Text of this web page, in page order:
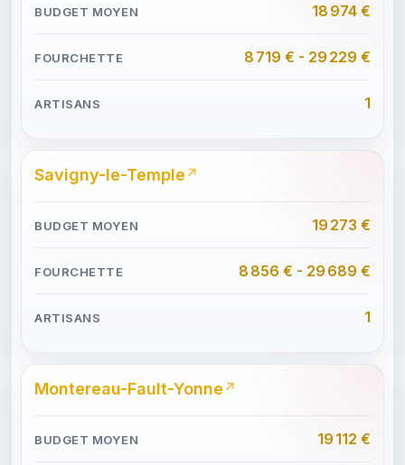
18 974 €
8 719 € - 29 229 €
1
Savigny-le-Temple
19 273 €
8 856 € - 29 689 €
1
Montereau-Fault-Yonne
19 112 €